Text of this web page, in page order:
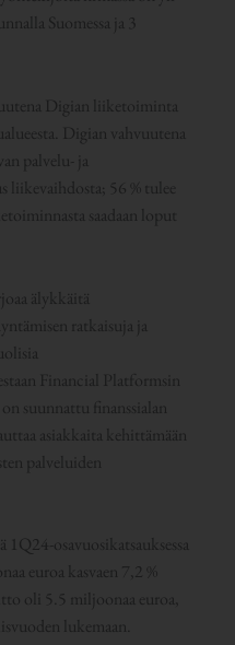
Suomessa ja 3
Digian liiketoiminta
Digian vahvuutena
palvelu- ja
56 % tulee
saadaan loput
älykkäitä
ratkaisuja ja
Financial Platformsin
suunnattu finanssialan
asiakkaita kehittämään
palveluiden
1Q24-osavuosikatsauksessa
euroa kasvaen 7,2 %
oli 5.5 miljoonaa euroa,
lukemaan.